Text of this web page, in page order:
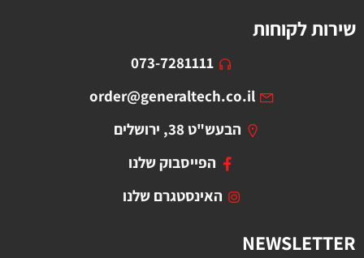
שירות לקוחות
073-7281111
order@generaltech.co.il
הבעש"ט 38, ירושלים
הפייסבוק שלנו
האינסטגרם שלנו
NEWSLETTER